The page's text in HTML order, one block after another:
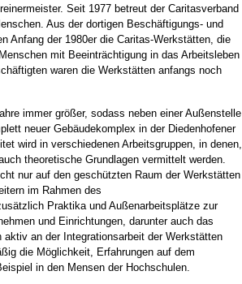
Seit 1977 betreut der Caritasverband
Aus der dortigen Beschäftigungs- und
Anfang der 1980er die Caritas-Werkstätten, die
mit Beeinträchtigung in das Arbeitsleben
waren die Werkstätten anfangs noch
immer größer, sodass neben einer Außenstelle
neuer Gebäudekomplex in der Diedenhofener
wird in verschiedenen Arbeitsgruppen, in denen,
theoretische Grundlagen vermittelt werden.
nur auf den geschützten Raum der Werkstätten
im Rahmen des
Praktika und Außenarbeitsplätze zur
und Einrichtungen, darunter auch das
an der Integrationsarbeit der Werkstätten
die Möglichkeit, Erfahrungen auf dem
in den Mensen der Hochschulen.